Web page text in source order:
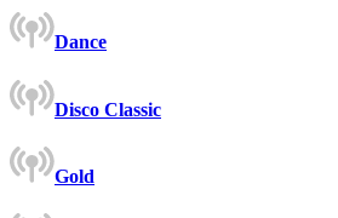
Dance
Disco Classic
Gold